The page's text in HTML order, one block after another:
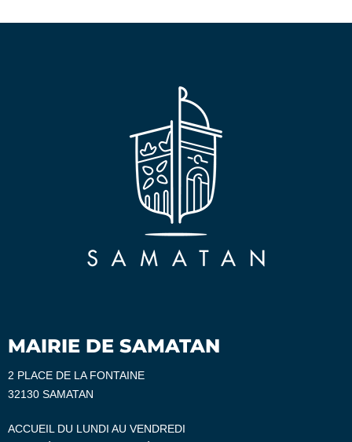
MAIRIE DE SAMATAN
2 PLACE DE LA FONTAINE
32130 SAMATAN
ACCUEIL DU LUNDI AU VENDREDI